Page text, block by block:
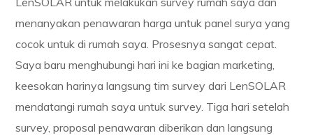
menanyakan penawaran harga untuk panel surya yang
cocok untuk di rumah saya. Prosesnya sangat cepat.
Saya baru menghubungi hari ini ke bagian marketing,
keesokan harinya langsung tim survey dari LenSOLAR
mendatangi rumah saya untuk survey. Tiga hari setelah
survey, proposal penawaran diberikan dan langsung